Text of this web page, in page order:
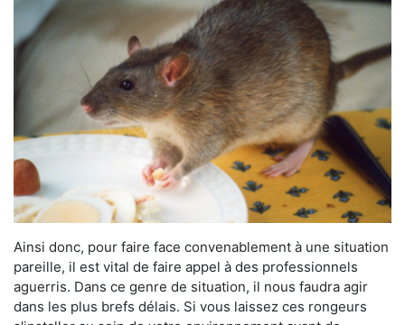
Ainsi donc, pour faire face convenablement à une situation
pareille, il est vital de faire appel à des professionnels
aguerris. Dans ce genre de situation, il nous faudra agir
dans les plus brefs délais. Si vous laissez ces rongeurs